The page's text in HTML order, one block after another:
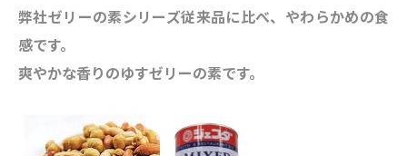
弊社ゼリーの素シリーズ従来品に比べ、やわらかめの食
感です。
爽やかな香りのゆすゼリーの素です。